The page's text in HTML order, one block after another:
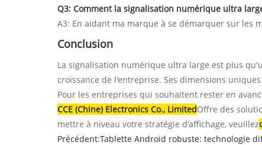
Q3: Comment la signalisation numérique ultra
A3: En aidant ma marque à se démarquer sur les
Conclusion
La signalisation numérique ultra large est plus
croissance de l'entreprise. Ses dimensions
Pour les entreprises qui souhaitent rester en
CCE (Chine) Electronics Co., LimitedOffre des
mettre à niveau votre stratégie d'affichage, veuillez
Précédent:Tablette Android robuste: technologie